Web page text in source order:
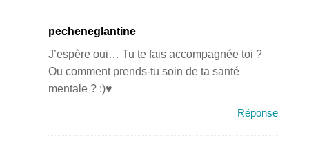
pecheneglantine
J’espère oui… Tu te fais accompagnée toi ?
Ou comment prends-tu soin de ta santé
mentale ? :)♥
Réponse